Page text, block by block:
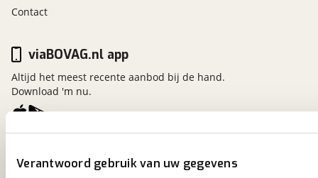
Verantwoord gebruik van uw gegevens
Contact
Kosterijland15
viaBOVAG.nl app
Altijd het meest recente aanbod bij de hand.
Download 'm nu.